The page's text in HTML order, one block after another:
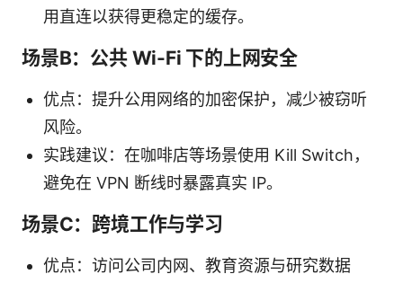
用直连以获得更稳定的缓存。
场景B：公共 Wi-Fi 下的上网安全
优点：提升公用网络的加密保护，减少被窃听
风险。
实践建议：在咖啡店等场景使用 Kill Switch，
避免在 VPN 断线时暴露真实 IP。
场景C：跨境工作与学习
优点：访问公司内网、教育资源与研究数据